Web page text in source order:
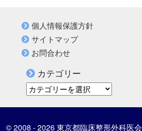
個人情報保護方針
サイトマップ
お問合わせ
カテゴリー
カテゴリー
© 2008 - 2026 東京都臨床整形外科医